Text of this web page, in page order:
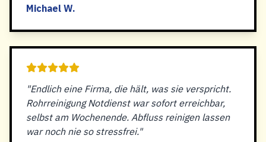
Michael W.
"Endlich eine Firma, die hält, was sie verspricht.
Rohrreinigung Notdienst war sofort erreichbar,
selbst am Wochenende. Abfluss reinigen lassen
war noch nie so stressfrei."